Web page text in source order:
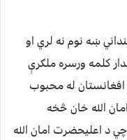
ښه نوم نه لري او
کلمه ورسره ملګرې
له محبوب
الله خان څخه
اعلیحضرت امان الله